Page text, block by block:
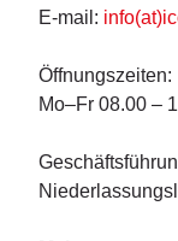
E-mail:
Öffnungszeiten:
Mo–Fr 08.00 –